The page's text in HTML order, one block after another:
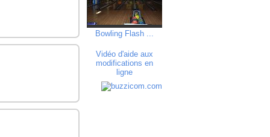
Bowling Flash ...
Vidéo d'aide aux
modifications en
ligne